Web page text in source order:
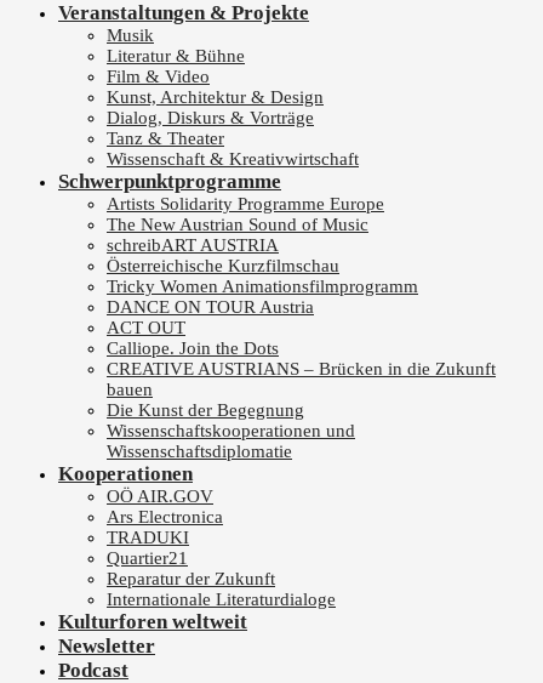
Veranstaltungen & Projekte
Musik
Literatur & Bühne
Film & Video
Kunst, Architektur & Design
Dialog, Diskurs & Vorträge
Tanz & Theater
Wissenschaft & Kreativwirtschaft
Schwerpunktprogramme
Artists Solidarity Programme Europe
The New Austrian Sound of Music
schreibART AUSTRIA
Österreichische Kurzfilmschau
Tricky Women Animationsfilmprogramm
DANCE ON TOUR Austria
ACT OUT
Calliope. Join the Dots
CREATIVE AUSTRIANS – Brücken in die Zukunft
bauen
Die Kunst der Begegnung
Wissenschaftskooperationen und
Wissenschaftsdiplomatie
Kooperationen
OÖ AIR.GOV
Ars Electronica
TRADUKI
Quartier21
Reparatur der Zukunft
Internationale Literaturdialoge
Kulturforen weltweit
Newsletter
Podcast